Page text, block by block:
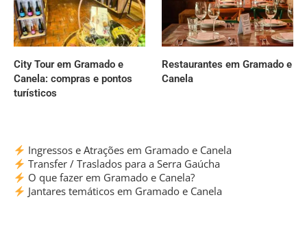
City Tour em Gramado e
Canela: compras e pontos
turísticos
Restaurantes em Gramado e
Canela
Ingressos e Atrações em Gramado e Canela
Transfer / Traslados para a Serra Gaúcha
O que fazer em Gramado e Canela?
Jantares temáticos em Gramado e Canela